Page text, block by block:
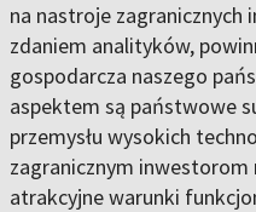
na nastroje zagranicznych
zdaniem analityków,
gospodarcza naszego
aspektem są państwowe
przemysłu wysokich
zagranicznym
atrakcyjne warunki